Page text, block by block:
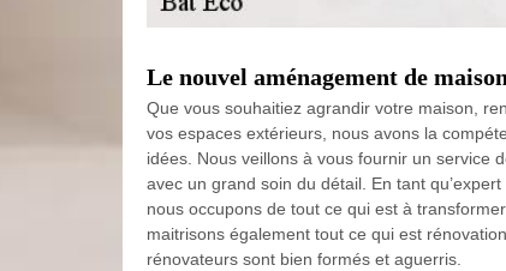
Le nouvel aménagement de
Que vous souhaitiez agrandir votre maison,
vos espaces extérieurs, nous avons la
idées. Nous veillons à vous fournir un service
avec un grand soin du détail. En tant
nous occupons de tout ce qui est à
maitrisons également tout ce qui est
rénovateurs sont bien formés et aguerris.